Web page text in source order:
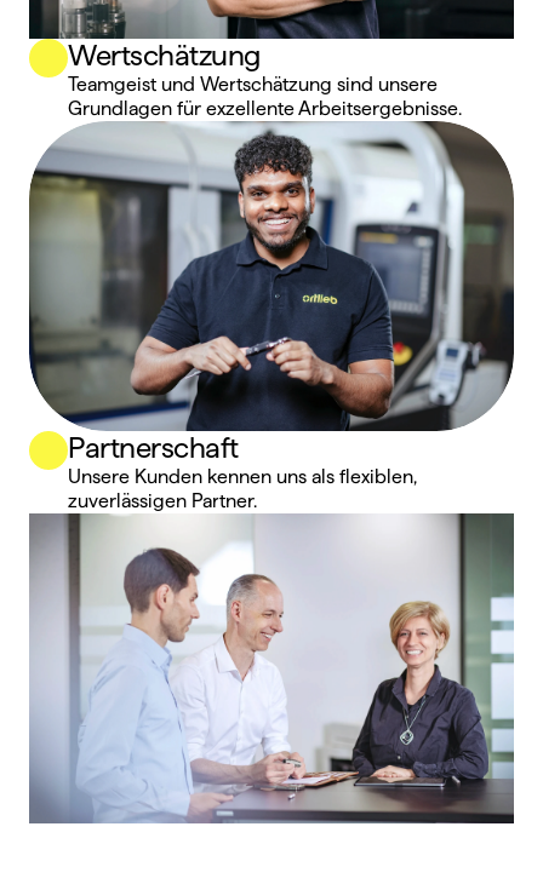
Wertschätzung
Teamgeist und Wertschätzung sind unsere
Grundlagen für exzellente Arbeitsergebnisse.
Partnerschaft
Unsere Kunden kennen uns als flexiblen,
zuverlässigen Partner.